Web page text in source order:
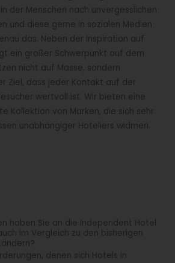
der Menschen nach unvergesslichen
und diese gerne in sozialen Medien
das. Neben der Inspiration auf
ein großer Schwerpunkt auf dem
nicht auf Masse, sondern
Ziel, dass jeder Kontakt auf der
wertvoll ist. Wir bieten eine
Kollektion von Marken, die sich sehr
unabhängiger Hoteliers widmen.
haben Sie an die Independent Hotel
im Vergleich zu den bisherigen
denen sich Hotels in